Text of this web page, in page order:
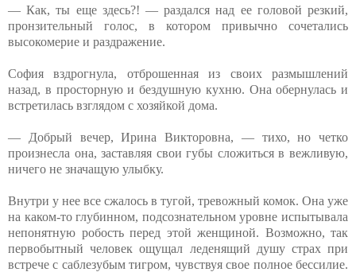
— Как, ты еще здесь?! — раздался над ее головой резкий,
пронзительный голос, в котором привычно сочетались
высокомерие и раздражение.
София вздрогнула, отброшенная из своих размышлений
назад, в просторную и бездушную кухню. Она обернулась и
встретилась взглядом с хозяйкой дома.
— Добрый вечер, Ирина Викторовна, — тихо, но четко
произнесла она, заставляя свои губы сложиться в вежливую,
ничего не значащую улыбку.
Внутри у нее все сжалось в тугой, тревожный комок. Она уже
на каком-то глубинном, подсознательном уровне испытывала
непонятную робость перед этой женщиной. Возможно, так
первобытный человек ощущал леденящий душу страх при
встрече с саблезубым тигром, чувствуя свое полное бессилие.